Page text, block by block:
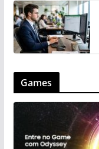
Games